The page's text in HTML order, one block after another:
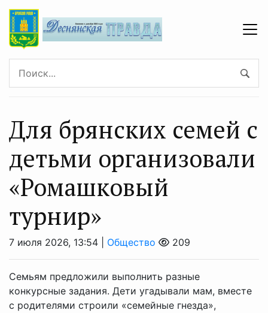
Для брянских семей с
детьми организовали
«Ромашковый
турнир»
7 июля 2026, 13:54 | Общество 209
Семьям предложили выполнить разные
конкурсные задания. Дети угадывали мам, вместе
с родителями строили «семейные гнезда»,